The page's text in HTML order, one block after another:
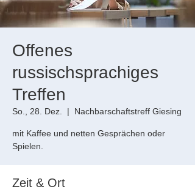
Offenes
russischsprachiges
Treffen
So., 28. Dez.
  |
Nachbarschaftstreff Giesing
mit Kaffee und netten Gesprächen oder
Spielen.
Zeit & Ort